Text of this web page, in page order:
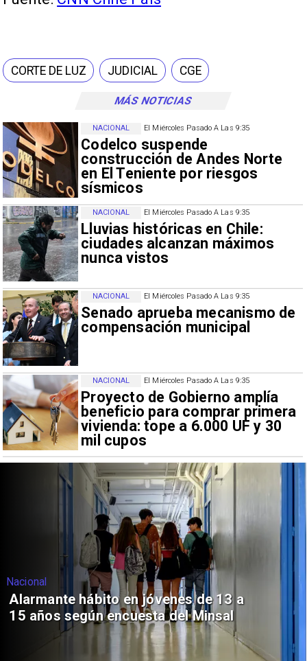
MÁS NOTICIAS
El Miércoles Pasado A Las 9:35
Codelco suspende
construcción de Andes Norte
en El Teniente por riesgos
sísmicos
NACIONAL
El Miércoles Pasado A Las 9:35
Lluvias históricas en Chile:
ciudades alcanzan máximos
nunca vistos
NACIONAL
El Miércoles Pasado A Las 9:35
Senado aprueba mecanismo de
compensación municipal
NACIONAL
El Miércoles Pasado A Las 9:35
Proyecto de Gobierno amplía
beneficio para comprar primera
vivienda: tope a 6.000 UF y 30
mil cupos
NACIONAL
CORTE DE LUZ JUDICIAL CGE
Nacional
Alarmante hábito en jóvenes de 13 a
15 años según encuesta del Minsal